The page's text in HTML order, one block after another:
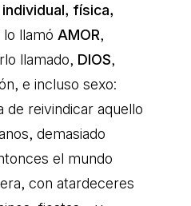
física,
lo llamó AMOR,
llamado, DIOS,
e incluso sexo:
de reivindicar aquello
demasiado
el mundo
con atardeceres